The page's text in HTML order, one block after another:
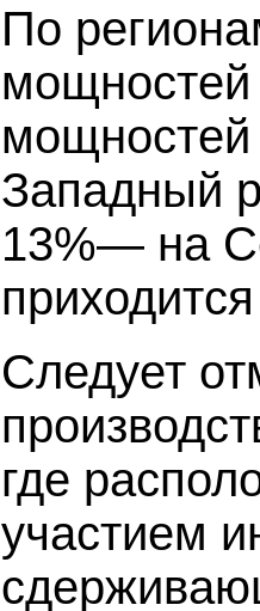
По
мощностей
мощностей
Западный
13%— на
Следует
где
участием